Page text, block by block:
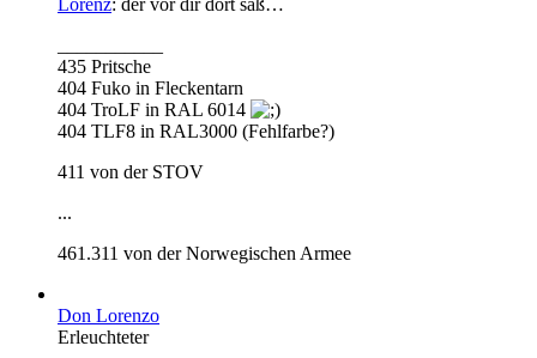
Lorenz: der vor dir dort saß…
435 Pritsche
404 Fuko in Fleckentarn
404 TroLF in RAL 6014
404 TLF8 in RAL3000 (Fehlfarbe?)
411 von der STOV
...
461.311 von der Norwegischen Armee
Don Lorenzo
Erleuchteter